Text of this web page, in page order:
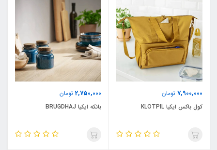
7,900,000 تومان
کول باکس ایکیا KLOTPIL
2,750,000 تومان
بانکه ایکیا BRUGDHAJ